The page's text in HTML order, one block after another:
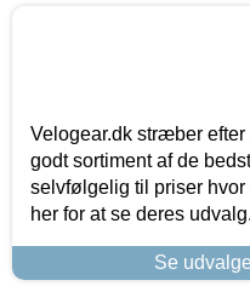
Velogear.dk stræber
godt sortiment af de
selvfølgelig til priser
her for at se deres udvalg.
Se